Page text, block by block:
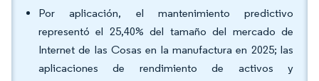
Por aplicación, el mantenimiento predictivo
representó el 25,40% del tamaño del mercado de
Internet de las Cosas en la manufactura en 2025; las
aplicaciones de rendimiento de activos y